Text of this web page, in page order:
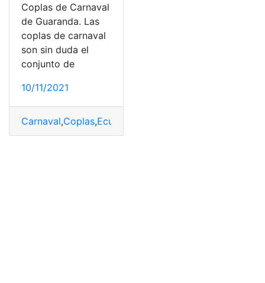
Coplas de Carnaval
de Guaranda. Las
coplas de carnaval
son sin duda el
conjunto de
10/11/2021
Carnaval,Coplas,Ecuador